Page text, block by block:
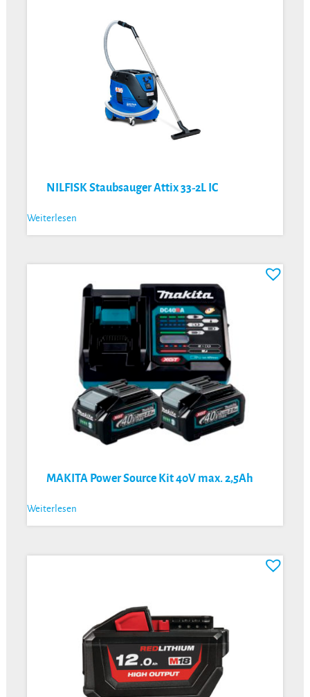
NILFISK Staubsauger Attix 33-2L IC
Weiterlesen
MAKITA Power Source Kit 40V max. 2,5Ah
Weiterlesen